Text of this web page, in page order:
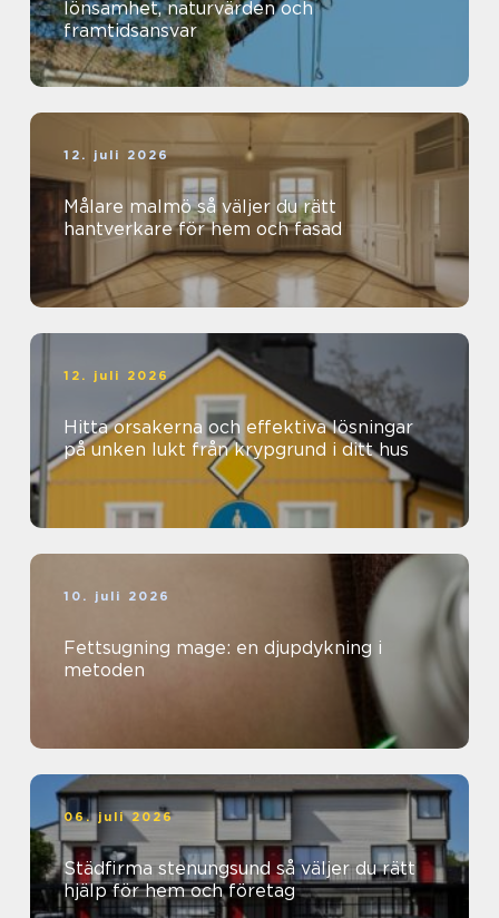
lönsamhet, naturvärden och
framtidsansvar
12. juli 2026
Målare malmö så väljer du rätt
hantverkare för hem och fasad
12. juli 2026
Hitta orsakerna och effektiva lösningar
på unken lukt från krypgrund i ditt hus
10. juli 2026
Fettsugning mage: en djupdykning i
metoden
06. juli 2026
Städfirma stenungsund så väljer du rätt
hjälp för hem och företag